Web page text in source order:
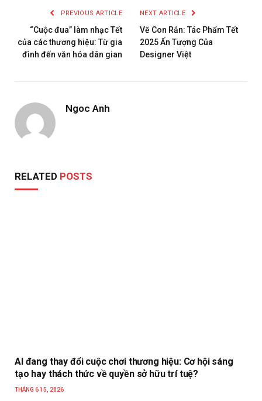
PREVIOUS ARTICLE
“Cuộc đua” làm nhạc Tết
của các thương hiệu: Từ gia
đình đến văn hóa dân gian
NEXT ARTICLE
Vẽ Con Rắn: Tác Phẩm Tết
2025 Ấn Tượng Của
Designer Việt
Ngoc Anh
RELATED POSTS
AI đang thay đổi cuộc chơi thương hiệu: Cơ hội sáng
tạo hay thách thức về quyền sở hữu trí tuệ?
THÁNG 6 15, 2026